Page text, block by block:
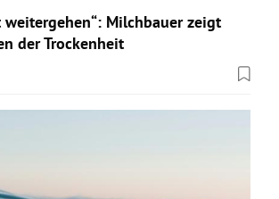
weitergehen“: Milchbauer zeigt
der Trockenheit